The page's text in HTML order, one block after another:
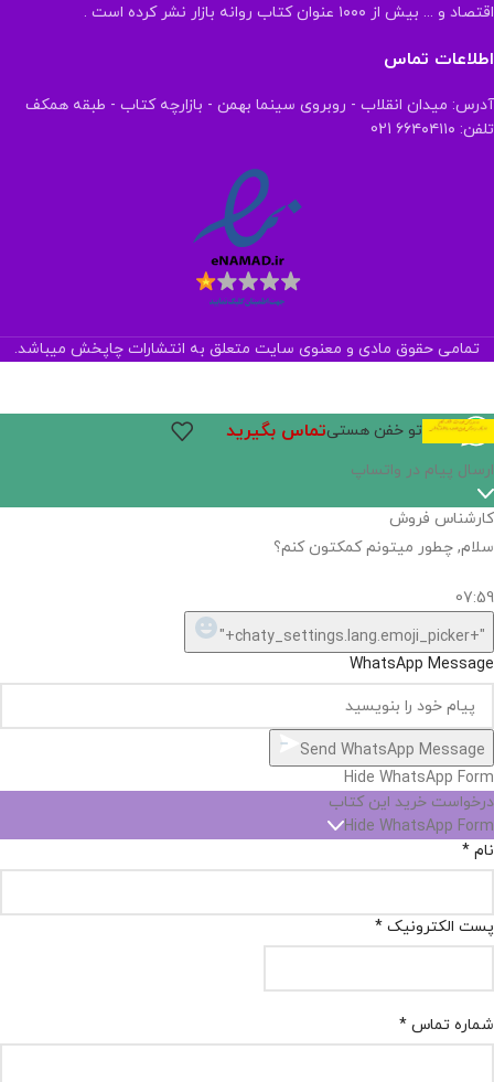
اقتصاد و ... بیش از ۱۰۰۰ عنوان کتاب روانه بازار نشر کرده است .
اطلاعات تماس
آدرس: میدان انقلاب - روبروی سینما بهمن - بازارچه کتاب - طبقه همکف
تلفن: ۶۶۴۰۴۱۱۰ 021
تمامی حقوق مادی و معنوی سایت متعلق به انتشارات چاپخش میباشد.
تو خفن هستیتماس بگیرید
ارسال پیام در واتساپ
کارشناس فروش
سلام, چطور میتونم کمکتون کنم؟
07:59
"+chaty_settings.lang.emoji_picker+"
WhatsApp Message
Send WhatsApp Message
Hide WhatsApp Form
درخواست خرید این کتاب
Hide WhatsApp Form
نام *
پست الکترونیک *
شماره تماس *